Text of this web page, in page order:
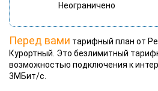
Неограничено
Перед вами тарифный план от
Курортный. Это безлимитный
возможностью подключения к
3МБит/с.